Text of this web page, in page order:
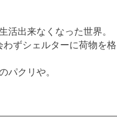
活出来なくなった世界。
ずシェルターに荷物を格
パクリや。